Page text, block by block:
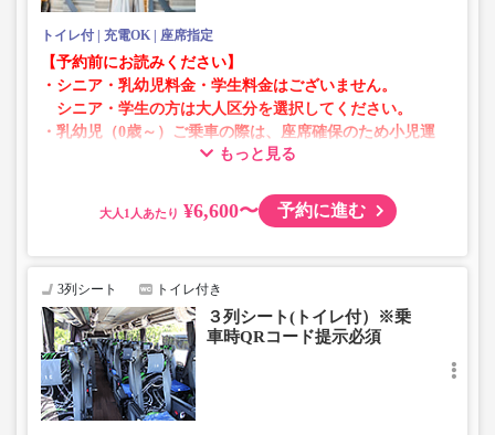
トイレ付 充電OK 座席指定
【予約前にお読みください】
・シニア・乳幼児料金・学生料金はございません。
シニア・学生の方は大人区分を選択してください。
・乳幼児（0歳～）ご乗車の際は、座席確保のため小児運
賃での乗車券が必要です。
・AM1時～5時の間はシステムメンテナンスの為ご予約が
・在庫の状況はリアルタイムの表示ではございません。
※売り切れの場合でも残数が表示される場合がありま
す。
・販売日・便ごとに随時価格が変動いたします。購入時に
販売価格をご確認の上でご予約をお願いいたします。
・一部取り扱いのない停留所がある場合がございます。
もっと見る
大人 ¥6,600〜 予約に進む
3列シート トイレ付き
３列シート(トイレ付）※乗
車時QRコード提示必須